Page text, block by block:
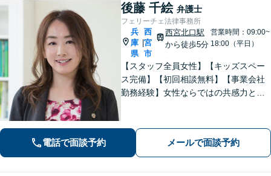
後藤 千絵 弁護士
フェリーチェ法律事務所
兵
庫
県
|
西
宮
市
西宮北口駅
から徒歩5分
営業時間：09:00~
18:00（平日）
【スタッフ全員女性】【キッズスペー
ス完備】【初回相談無料】【事業会社
勤務経験】女性ならではの共感力とコ
利を守ります。特に離婚や相続など家
族の事案が得意です。
電話で面談予約 メールで面談予約